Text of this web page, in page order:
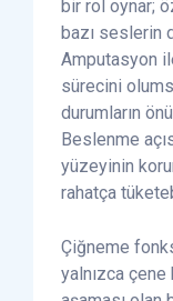
bir rol oynar;
bazı seslerin
Amputasyon
sürecini
durumların
Beslenme
yüzeyinin
rahatça
Çiğneme
yalnızca